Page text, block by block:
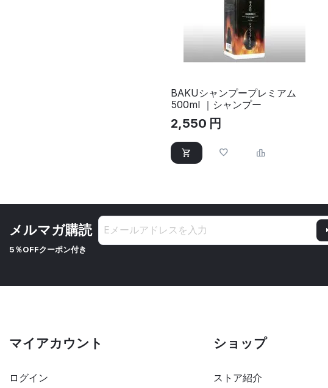
BAKUシャンプープレミアム
500ml ｜シャンプー
2,550 円
メルマガ購読
5％OFFクーポン付き
マイアカウント
ログイン
ショップ
ストア紹介